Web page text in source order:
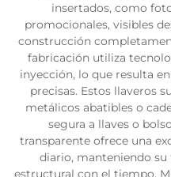
insertados, como
promocionales, visibles
construcción
fabricación utiliza
inyección, lo que resulta
precisas. Estos llaveros
metálicos abatibles o
segura a llaves o
transparente ofrece una
diario, manteniendo
estructural con el tiempo.